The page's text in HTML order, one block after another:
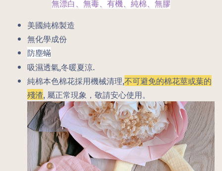
無漂白、無毒、有機、純棉、無膠
美國純棉製造
無化學成份
防塵蟎
吸濕透氣,冬暖夏涼.
純棉本色棉花採用機械清理,不可避免的棉花莖或葉的
殘渣, 屬正常現象，敬請安心使用。